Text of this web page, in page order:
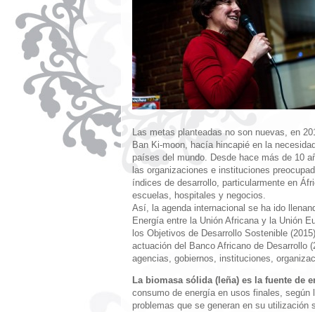
Las metas planteadas no son nuevas, en
Ban Ki-moon, hacía hincapié en la
países del mundo. Desde hace más de 10
las organizaciones e instituciones
índices de desarrollo, particularmente en
escuelas, hospitales y negocios.
Así, la agenda internacional se ha ido
Energía entre la Unión Africana y la Unión
los Objetivos de Desarrollo Sostenible
actuación del Banco Africano de Desarrollo
agencias, gobiernos, instituciones,
La biomasa sólida (leña) es la fuente de
consumo de energía en usos finales,
problemas que se generan en su